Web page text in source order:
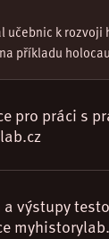
učebnic k rozvoji
příkladu
pro práci s
aplikace
a výstupy